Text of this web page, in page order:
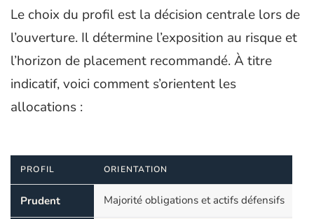
Le choix du profil est la décision centrale lors de
l’ouverture. Il détermine l’exposition au risque et
l’horizon de placement recommandé. À titre
indicatif, voici comment s’orientent les
allocations :
PROFIL ORIENTATION
Prudent Majorité obligations et actifs défensifs